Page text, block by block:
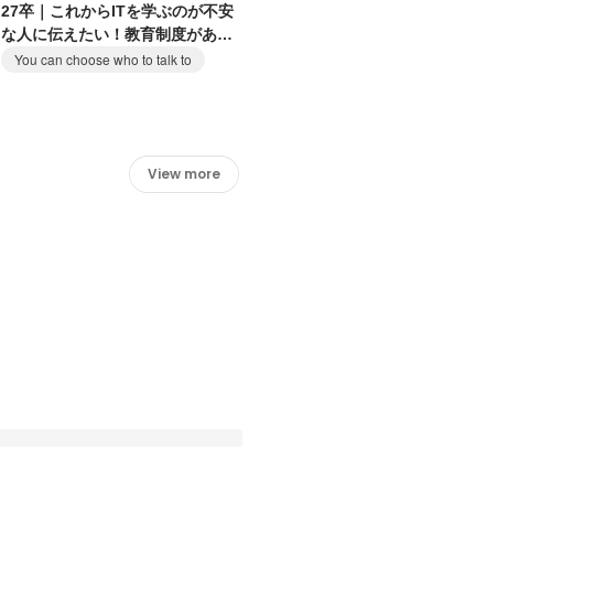
27卒｜これからITを学ぶのが不安
な人に伝えたい！教育制度がある
会社へ
You can choose who to talk to
View more